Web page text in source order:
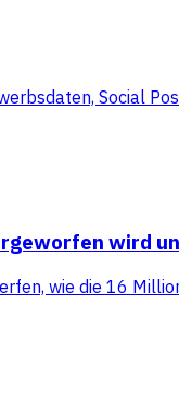
Social
wird
wie die 16